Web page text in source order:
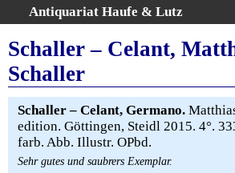
Antiquariat Haufe & Lutz
Home
Gesamtbestand
Erweiterte Suche
Kategorien
Schlagwörter
Warenkorb
Schaller – Celant,
Schaller
Schaller – Celant, Germano.
edition. Göttingen, Steidl 2015. 4°.
farb. Abb. Illustr. OPbd.
Sehr gutes und saubrers Exemplar.